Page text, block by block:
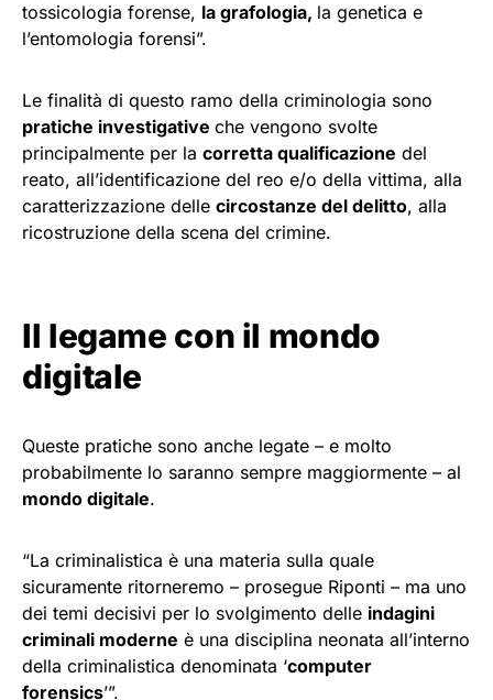
tossicologia forense, la grafologia, la genetica e
l’entomologia forensi”.
Le finalità di questo ramo della criminologia sono
pratiche investigative che vengono svolte
principalmente per la corretta qualificazione del
reato, all’identificazione del reo e/o della vittima, alla
caratterizzazione delle circostanze del delitto, alla
ricostruzione della scena del crimine.
Il legame con il mondo
digitale
Queste pratiche sono anche legate – e molto
probabilmente lo saranno sempre maggiormente – al
mondo digitale.
“La criminalistica è una materia sulla quale
sicuramente ritorneremo – prosegue Riponti – ma uno
dei temi decisivi per lo svolgimento delle indagini
criminali moderne è una disciplina neonata all’interno
della criminalistica denominata ‘computer
forensics’”.